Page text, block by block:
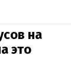
на
это